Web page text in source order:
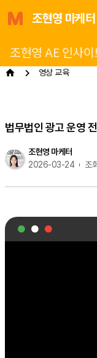
조현영 마케터
조현영 AE 인사이
영상 교육
법무법인 광고 운영
조현영 마케터
2026-03-24
조